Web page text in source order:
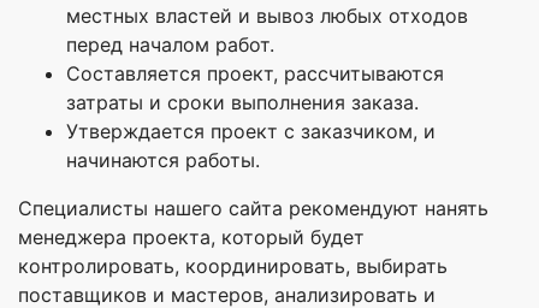
местных властей и вывоз любых отходов
перед началом работ.
Составляется проект, рассчитываются
затраты и сроки выполнения заказа.
Утверждается проект с заказчиком, и
начинаются работы.
Специалисты нашего сайта рекомендуют нанять
менеджера проекта, который будет
контролировать, координировать, выбирать
поставщиков и мастеров, анализировать и